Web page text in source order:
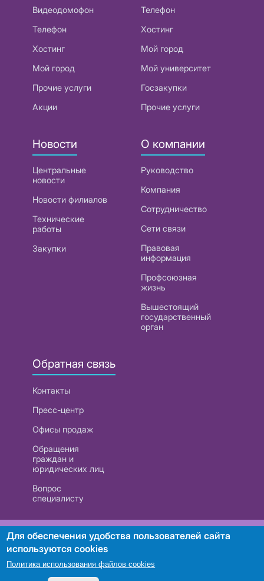
Видеодомофон
Телефон
Хостинг
Мой город
Прочие услуги
Акции
Телефон
Хостинг
Мой город
Мой университет
Госзакупки
Прочие услуги
Новости
Центральные
новости
Новости филиалов
Технические
работы
Закупки
О компании
Руководство
Компания
Сотрудничество
Сети связи
Правовая
информация
Профсоюзная
жизнь
Вышестоящий
государственный
орган
Обратная связь
Контакты
Пресс-центр
Офисы продаж
Обращения
граждан и
юридических лиц
Вопрос
специалисту
РУП «Белтелеком». УНП 101007741
Поиск
Для обеспечения удобства пользователей сайта
используются cookies
Политика использования файлов cookies